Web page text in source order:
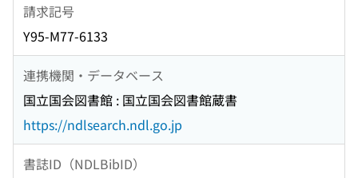
請求記号
Y95-M77-6133
連携機関・データベース
国立国会図書館 : 国立国会図書館蔵書
https://ndlsearch.ndl.go.jp
書誌ID（NDLBibID）